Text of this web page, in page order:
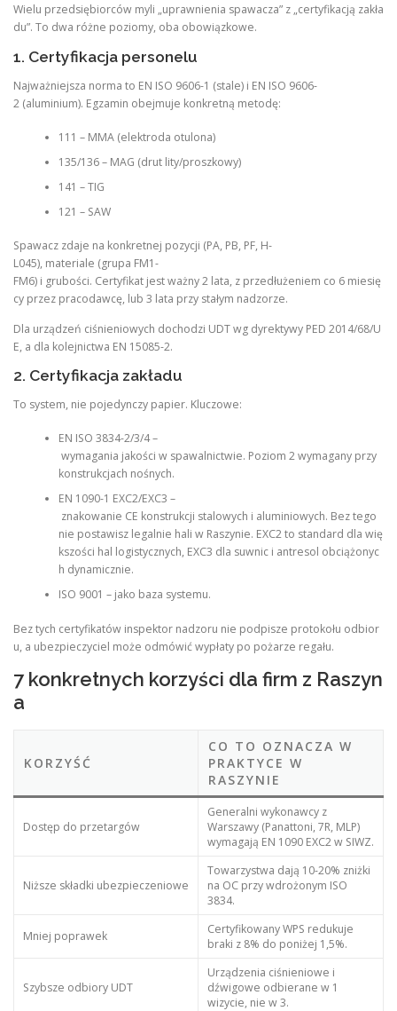
Wielu przedsiębiorców myli „uprawnienia spawacza” z „certyfikacją zakła
du”. To dwa różne poziomy, oba obowiązkowe.
1. Certyfikacja personelu
Najważniejsza norma to EN ISO 9606-1 (stale) i EN ISO 9606-
2 (aluminium). Egzamin obejmuje konkretną metodę:
111 – MMA (elektroda otulona)
135/136 – MAG (drut lity/proszkowy)
141 – TIG
121 – SAW
Spawacz zdaje na konkretnej pozycji (PA, PB, PF, H-
L045), materiale (grupa FM1-
FM6) i grubości. Certyfikat jest ważny 2 lata, z przedłużeniem co 6 miesię
cy przez pracodawcę, lub 3 lata przy stałym nadzorze.
Dla urządzeń ciśnieniowych dochodzi UDT wg dyrektywy PED 2014/68/U
E, a dla kolejnictwa EN 15085-2.
2. Certyfikacja zakładu
To system, nie pojedynczy papier. Kluczowe:
EN ISO 3834-2/3/4 –
wymagania jakości w spawalnictwie. Poziom 2 wymagany przy
konstrukcjach nośnych.
EN 1090-1 EXC2/EXC3 –
znakowanie CE konstrukcji stalowych i aluminiowych. Bez tego
nie postawisz legalnie hali w Raszynie. EXC2 to standard dla wię
kszości hal logistycznych, EXC3 dla suwnic i antresol obciążonyc
h dynamicznie.
ISO 9001 – jako baza systemu.
Bez tych certyfikatów inspektor nadzoru nie podpisze protokołu odbior
u, a ubezpieczyciel może odmówić wypłaty po pożarze regału.
7 konkretnych korzyści dla firm z Raszyn
a
KORZYŚĆ
CO TO OZNACZA W
PRAKTYCE W
RASZYNIE
Dostęp do przetargów
Generalni wykonawcy z
Warszawy (Panattoni, 7R, MLP)
wymagają EN 1090 EXC2 w SIWZ.
Niższe składki ubezpieczeniowe
Towarzystwa dają 10-20% zniżki
na OC przy wdrożonym ISO
3834.
Mniej poprawek
Certyfikowany WPS redukuje
braki z 8% do poniżej 1,5%.
Szybsze odbiory UDT
Urządzenia ciśnieniowe i
dźwigowe odbierane w 1
wizycie, nie w 3.